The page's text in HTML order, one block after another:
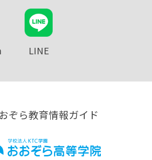
LINE
ぞら教育情報ガイド